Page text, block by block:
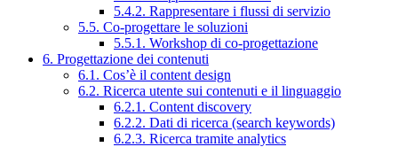
5.4.2. Rappresentare i flussi di servizio
5.5. Co-progettare le soluzioni
5.5.1. Workshop di co-progettazione
6. Progettazione dei contenuti
6.1. Cos’è il content design
6.2. Ricerca utente sui contenuti e il linguaggio
6.2.1. Content discovery
6.2.2. Dati di ricerca (search keywords)
6.2.3. Ricerca tramite analytics